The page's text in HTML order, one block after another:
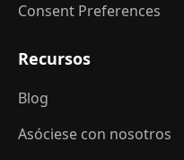
Consent Preferences
Recursos
Blog
Asóciese con nosotros